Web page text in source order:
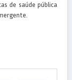
de saúde pública